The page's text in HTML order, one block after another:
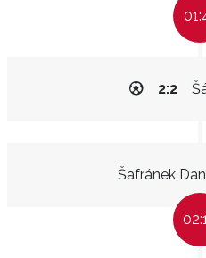
2:2
Šafránek